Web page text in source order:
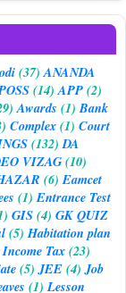
(37) ANANDA
(14) APP(2)
Awards (1) Bank
Complex(1) Court
(132) DA
VIZAG(10)
(6) Eamcet
(1) Entrance Test
GIS(4) GK QUIZ
(5) Habitation plan
Income Tax(23)
(5) JEE(4) Job
(1) Lesson